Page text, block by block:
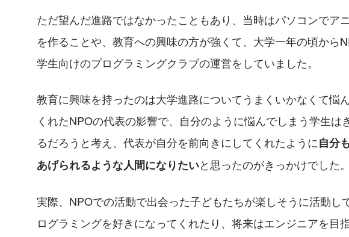
ただ望んだ進路ではなかったこともあり、当時はパソコンでア
を作ることや、教育への興味の方が強くて、大学一年の頃から
学生向けのプログラミングクラブの運営をしていました。
教育に興味を持ったのは大学進路についてうまくいかなくて悩
くれたNPOの代表の影響で、自分のように悩んでしまう学生は
るだろうと考え、代表が自分を前向きにしてくれたように自分
あげられるような人間になりたいと思ったのがきっかけでした。
実際、NPOでの活動で出会った子どもたちが楽しそうに活動し
ログラミングを好きになってくれたり、将来はエンジニアを目